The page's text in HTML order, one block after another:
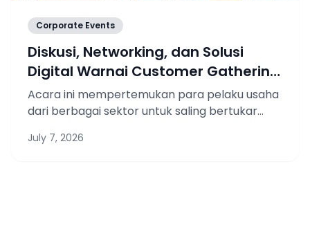
Corporate Events
Diskusi, Networking, dan Solusi
Digital Warnai Customer Gathering
Oxygen.id di Pekanbaru
Acara ini mempertemukan para pelaku usaha
dari berbagai sektor untuk saling bertukar
tantangan bisnis di era digital.
July 7, 2026